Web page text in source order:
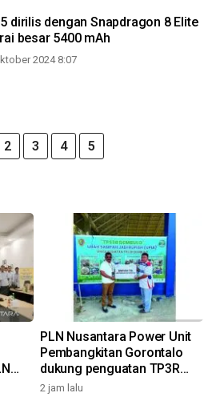
dirilis dengan Snapdragon 8 Elite
besar 5400 mAh
2024 8:07
2 3 4 5
PLN Nusantara Power Unit
Pembangkitan Gorontalo
dukung penguatan TP3R
Tanggidaa Group melalui
2 jam lalu